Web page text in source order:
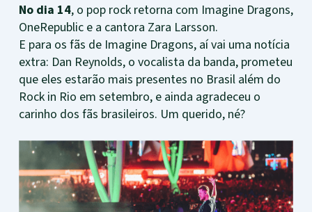
No dia 14, o pop rock retorna com Imagine Dragons,
OneRepublic e a cantora Zara Larsson.
E para os fãs de Imagine Dragons, aí vai uma notícia
extra: Dan Reynolds, o vocalista da banda, prometeu
que eles estarão mais presentes no Brasil além do
Rock in Rio em setembro, e ainda agradeceu o
carinho dos fãs brasileiros. Um querido, né?